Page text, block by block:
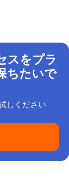
ス、より良い
全なVeePNア
スをプラ
ちたいで
しください